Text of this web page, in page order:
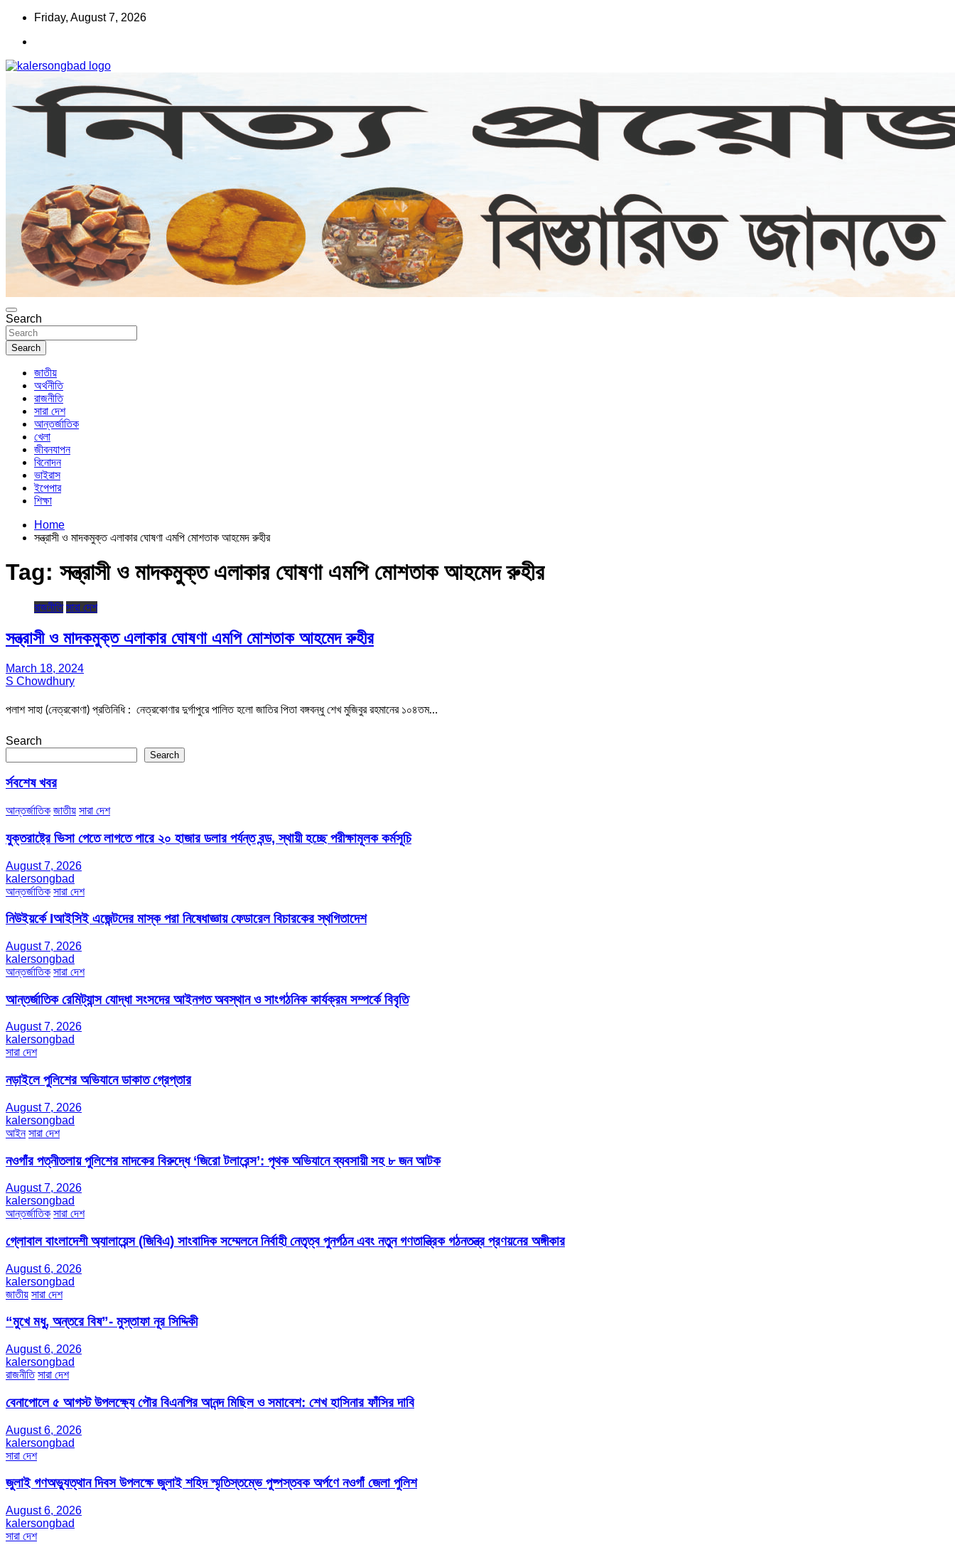
Skip
content
Friday, August 7, 2026
কালের সংবাদ
www.kalersongbad.com
Search
Search
জাতীয়
অর্থনীতি
রাজনীতি
সারা দেশ
আন্তর্জাতিক
খেলা
জীবনযাপন
বিনোদন
ভাইরাস
ইপেপার
শিক্ষা
Home
সন্ত্রাসী ও মাদকমুক্ত এলাকার ঘোষণা এমপি মোশতাক আহমেদ রুহীর
Tag: সন্ত্রাসী ও মাদকমুক্ত এলাকার ঘোষণা এমপি মোশতাক আহমেদ রুহীর
রাজনীতি সারা দেশ
সন্ত্রাসী ও মাদকমুক্ত এলাকার ঘোষণা এমপি মোশতাক আহমেদ রুহীর
March 18, 2024
S Chowdhury
পলাশ সাহা (নেত্রকোণা) প্রতিনিধি : নেত্রকোণার দুর্গাপুরে পালিত হলো জাতির পিতা বঙ্গবন্ধু শেখ মুজিবুর রহমানের ১০৪তম…
Search
Search
র্সবশেষ খবর
আন্তর্জাতিক জাতীয় সারা দেশ
যুক্তরাষ্ট্রে ভিসা পেতে লাগতে পারে ২০ হাজার ডলার পর্যন্ত বন্ড, স্থায়ী হচ্ছে পরীক্ষামূলক কর্মসূচি
August 7, 2026
kalersongbad
আন্তর্জাতিক সারা দেশ
নিউইয়র্কে Iআইসিই এজেন্টদের মাস্ক পরা নিষেধাজ্ঞায় ফেডারেল বিচারকের স্থগিতাদেশ
August 7, 2026
kalersongbad
আন্তর্জাতিক সারা দেশ
আন্তর্জাতিক রেমিট্যান্স যোদ্ধা সংসদের আইনগত অবস্থান ও সাংগঠনিক কার্যক্রম সম্পর্কে বিবৃতি
August 7, 2026
kalersongbad
সারা দেশ
নড়াইলে পুলিশের অভিযানে ডাকাত গ্রেপ্তার
August 7, 2026
kalersongbad
আইন সারা দেশ
নওগাঁর পত্নীতলায় পুলিশের মাদকের বিরুদ্ধে ‘জিরো টলারেন্স’: পৃথক অভিযানে ব্যবসায়ী সহ ৮ জন আটক
August 7, 2026
kalersongbad
আন্তর্জাতিক সারা দেশ
গ্লোবাল বাংলাদেশী অ্যালায়েন্স (জিবিএ) সাংবাদিক সম্মেলনে নির্বাহী নেতৃত্ব পুনর্গঠন এবং নতুন গণতান্ত্রিক গঠনতন্ত্র প্রণয়নের অঙ্গীকার
August 6, 2026
kalersongbad
জাতীয় সারা দেশ
“মুখে মধু, অন্তরে বিষ”- মুস্তাফা নূর সিদ্দিকী
August 6, 2026
kalersongbad
রাজনীতি সারা দেশ
বেনাপোলে ৫ আগস্ট উপলক্ষ্যে পৌর বিএনপির আনন্দ মিছিল ও সমাবেশ: শেখ হাসিনার ফাঁসির দাবি
August 6, 2026
kalersongbad
সারা দেশ
জুলাই গণঅভ্যুত্থান দিবস উপলক্ষে জুলাই শহিদ স্মৃতিস্তম্ভে পুষ্পস্তবক অর্পণে নওগাঁ জেলা পুলিশ
August 6, 2026
kalersongbad
সারা দেশ